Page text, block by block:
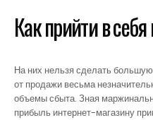
Как прийти в
На них нельзя сделать
от продажи весьма
объемы сбыта. Зная
прибыль интернет-магазину